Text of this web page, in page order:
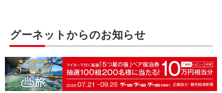
グーネットからのお知らせ